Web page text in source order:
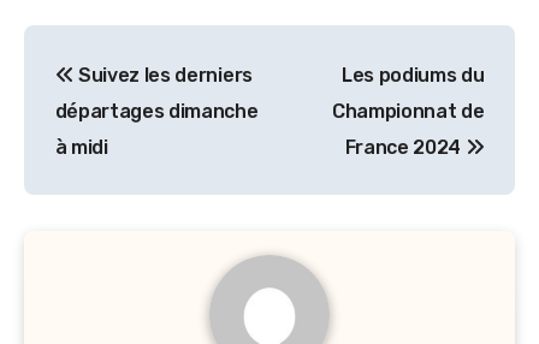
de
l’article
Suivez les derniers
départages dimanche
à midi
Les podiums du
Championnat de
France 2024